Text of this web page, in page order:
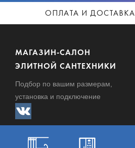
ОПЛАТА И ДОСТАВКА
МАГАЗИН-САЛОН
ЭЛИТНОЙ САНТЕХНИКИ
Подбор по вашим размерам,
установка и подключение